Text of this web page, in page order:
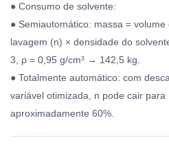
● Consumo de solvente:
● Semiautomático: massa =
lavagem (n) × densidade do
3, ρ = 0,95 g/cm³ → 142,5 kg.
● Totalmente automático: com
variável otimizada, n pode cair
aproximadamente 60%.